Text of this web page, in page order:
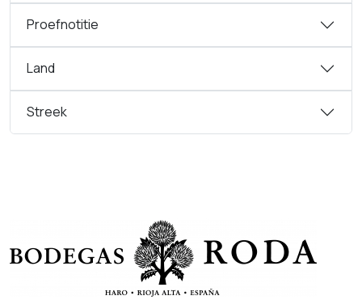
Proefnotitie
Land
Streek